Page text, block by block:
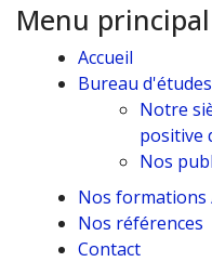
Menu principal
Accueil
Bureau d'études
Notre
positive
Nos
Nos
Nos références
Contact